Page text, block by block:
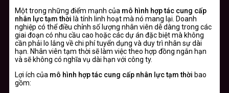
Một trong những điểm mạnh của mô hình hợp tác cung cấp
nhân lực tạm thời là tính linh hoạt mà nó mang lại. Doanh
nghiệp có thể điều chỉnh số lượng nhân viên dễ dàng trong các
giai đoạn có nhu cầu cao hoặc các dự án đặc biệt mà không
cần phải lo lắng về chi phí tuyển dụng và duy trì nhân sự dài
hạn. Nhân viên tạm thời sẽ làm việc theo hợp đồng ngắn hạn
và sẽ không có nghĩa vụ dài hạn với công ty.
Lợi ích của mô hình hợp tác cung cấp nhân lực tạm thời bao
gồm: